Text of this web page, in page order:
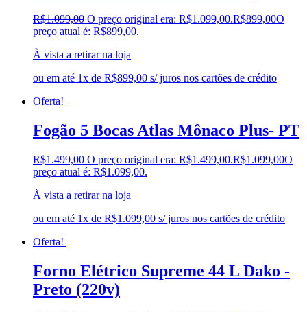
R$1.099,00 O preço original era: R$1.099,00.R$899,00O
preço atual é: R$899,00.
À vista a retirar na loja
ou em até 1x de R$899,00 s/ juros nos cartões de crédito
Oferta!
Fogão 5 Bocas Atlas Mônaco Plus- PT
R$1.499,00 O preço original era: R$1.499,00.R$1.099,00O
preço atual é: R$1.099,00.
À vista a retirar na loja
ou em até 1x de R$1.099,00 s/ juros nos cartões de crédito
Oferta!
Forno Elétrico Supreme 44 L Dako -
Preto (220v)